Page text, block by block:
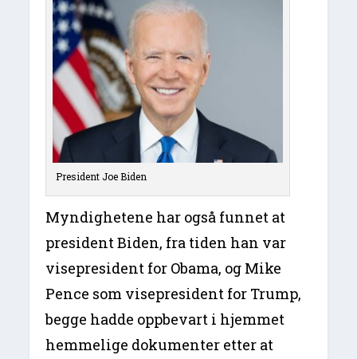
President Joe Biden
Myndighetene har også funnet at
president Biden, fra tiden han var
visepresident for Obama, og Mike
Pence som visepresident for Trump,
begge hadde oppbevart i hjemmet
hemmelige dokumenter etter at